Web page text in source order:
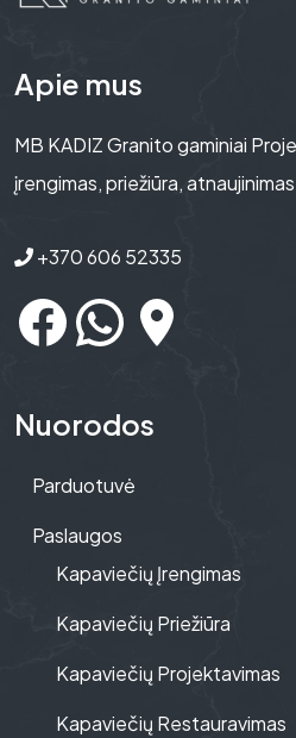
Apie mus
MB KADIZ Granito gaminiai
įrengimas, priežiūra,
+370 606 52335
Nuorodos
Parduotuvė
Paslaugos
Kapaviečių Įrengimas
Kapaviečių Priežiūra
Kapaviečių Projektavimas
Kapaviečių Restauravimas